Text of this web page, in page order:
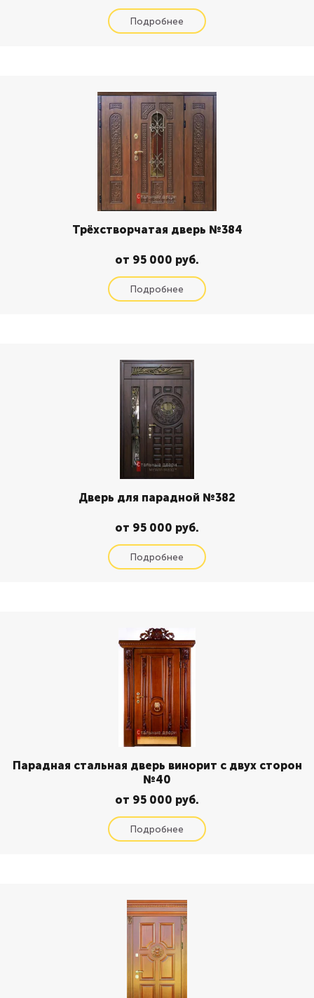
Трёхстворчатая дверь №384
от 95 000 руб.
Дверь для парадной №382
от 95 000 руб.
Парадная стальная дверь винорит с двух сторон
№40
от 95 000 руб.